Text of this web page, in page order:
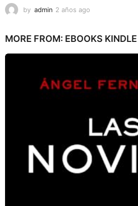
by admin 2 años ago
o
MORE FROM: EBOOKS KINDLE